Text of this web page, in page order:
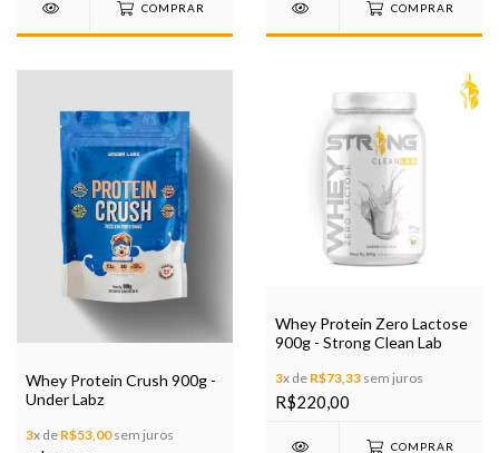
COMPRAR COMPRAR
Whey Protein Crush 900g -
Under Labz
3x de R$53,00sem juros
Whey Protein Zero Lactose
900g - Strong Clean Lab
3x de R$73,33 sem juros
R$220,00
COMPRAR